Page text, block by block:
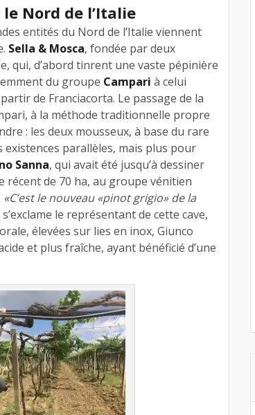
Nord de l’Italie
entités du Nord de l’Italie viennent
Sella & Mosca, fondée par deux
qui, d’abord tinrent une vaste pépinière
du groupe Campari à celui
de Franciacorta. Le passage de la
à la méthode traditionnelle propre
: les deux mousseux, à base du rare
parallèles, mais plus pour
Sanna, qui avait été jusqu’à dessiner
récent de 70 ha, au groupe vénitien
«C’est le nouveau «pinot grigio» de la
s’exclame le représentant de cette cave,
élevées sur lies en inox, Giunco
et plus fraîche, ayant bénéficié d’une